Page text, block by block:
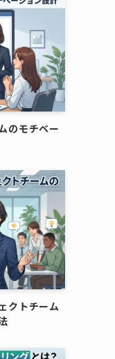
のモチベー
クトチーム